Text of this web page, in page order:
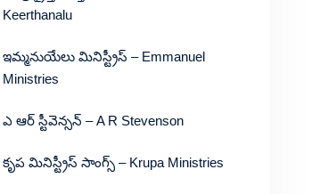
Keerthanalu
ఇమ్మనుయేలు మినిస్ట్రీస్ – Emmanuel
Ministries
ఎ ఆర్ స్టీవెన్సన్ – A R Stevenson
కృప మినిస్ట్రీస్ సాంగ్స్ – Krupa Ministries